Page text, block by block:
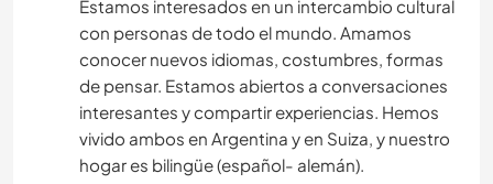
Estamos interesados en un intercambio cultural
con personas de todo el mundo. Amamos
conocer nuevos idiomas, costumbres, formas
de pensar. Estamos abiertos a conversaciones
interesantes y compartir experiencias. Hemos
vivido ambos en Argentina y en Suiza, y nuestro
hogar es bilingüe (español- alemán).